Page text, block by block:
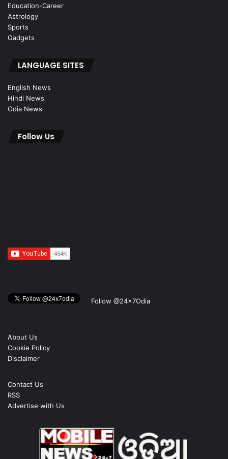
Education-Career
Astrology
Sports
Gadgets
LANGUAGE SITES
English News
Hindi News
Odia News
Follow Us
Follow @24x7Odia
About Us
Cookie Policy
Disclaimer
Contact Us
RSS
Advertise with Us